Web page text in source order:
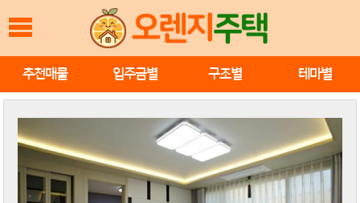
추천매물 입주금별 구조별 테마별